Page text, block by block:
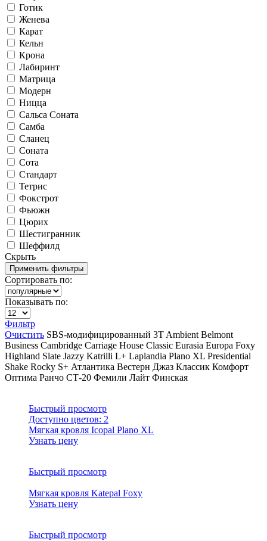
Готик
Женева
Карат
Кельн
Крона
Лабиринт
Матрица
Модерн
Ницца
Сальса Соната
Самба
Сланец
Соната
Сота
Стандарт
Тетрис
Фокстрот
Фьюжн
Цюрих
Шестигранник
Шеффилд
Скрыть
Сортировать по:
Показывать по:
Фильтр
Очистить SBS-модифицированный 3T Ambient Belmont
Business Cambridge Carriage House Classic Eurasia Europa Foxy
Highland Slate Jazzy Katrilli L+ Laplandia Plano XL Presidential
Shake Rocky S+ Атлантика Вестерн Джаз Классик Комфорт
Оптима Ранчо СТ-20 Фемили Лайт Финская
Быстрый просмотр
Доступно цветов: 2
Мягкая кровля Icopal Plano XL
Узнать цену
Быстрый просмотр
Мягкая кровля Katepal Foxy
Узнать цену
Быстрый просмотр